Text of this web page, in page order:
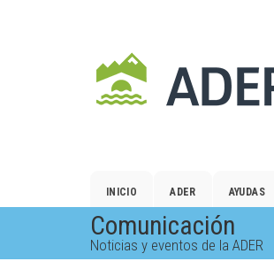
contenido
principal.
INICIO ADER AYUDAS
Comunicación
Noticias y eventos de la ADER